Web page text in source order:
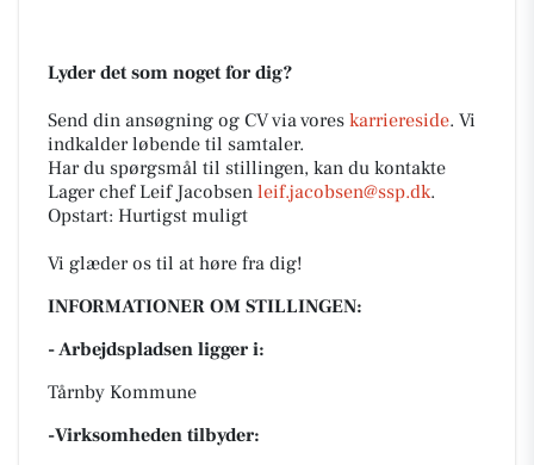
Lyder det som noget for dig?
Send din ansøgning og CV via vores karriereside. Vi
indkalder løbende til samtaler.
Har du spørgsmål til stillingen, kan du kontakte
Lager chef Leif Jacobsen leif.jacobsen@ssp.dk.
Opstart: Hurtigst muligt
Vi glæder os til at høre fra dig!
INFORMATIONER OM STILLINGEN:
- Arbejdspladsen ligger i:
Tårnby Kommune
-Virksomheden tilbyder: